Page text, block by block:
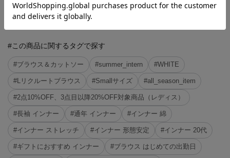
その他
#この商品に関するタグで探す
#ブラウス＆カットソー #summer_intern #WHITE
#Lリクルートブラウス #Smallサイズ #all_season_item
#2点10%OFF、3点目以降20%OFF対象商品（レディス）
#長袖 インナー #通年 インナー #インナー 綿
#インナー ストレッチ #インナー 形態安定 #インナー 20代
#ギフトにおすすめ インナー #ブラウス はじめての出勤日